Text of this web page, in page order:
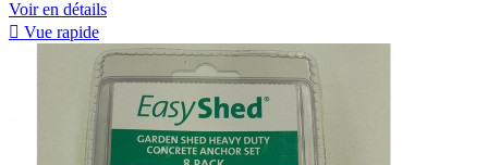
Voir en détails
 Vue rapide